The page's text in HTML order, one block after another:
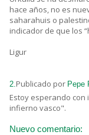
hace años, no es
saharahuis o
indicador de que los
Ligur
2.Publicado por Pepe
Estoy esperando con
infierno vasco".
Nuevo comentario: